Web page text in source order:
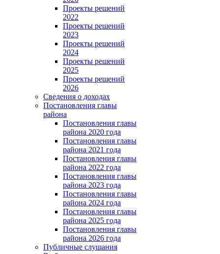
Проекты решений
2022
Проекты решений
2023
Проекты решений
2024
Проекты решений
2025
Проекты решений
2026
Сведения о доходах
Постановления главы
района
Постановления главы
района 2020 года
Постановления главы
района 2021 года
Постановления главы
района 2022 года
Постановления главы
района 2023 года
Постановления главы
района 2024 года
Постановления главы
района 2025 года
Постановления главы
района 2026 года
Публичные слушания